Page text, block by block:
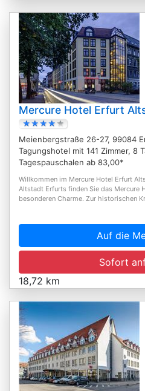
Mercure Hotel Erfurt
Meienbergstraße 26-27, 99084
Tagungshotel mit 141 Zimmer, 8
Tagespauschalen ab 83,00*
Willkommen im Mercure Hotel Erfurt
Altstadt Erfurts finden Sie das Mercure
besonderen Charme. Zur historischen
Auf die
Sofort
18,72 km